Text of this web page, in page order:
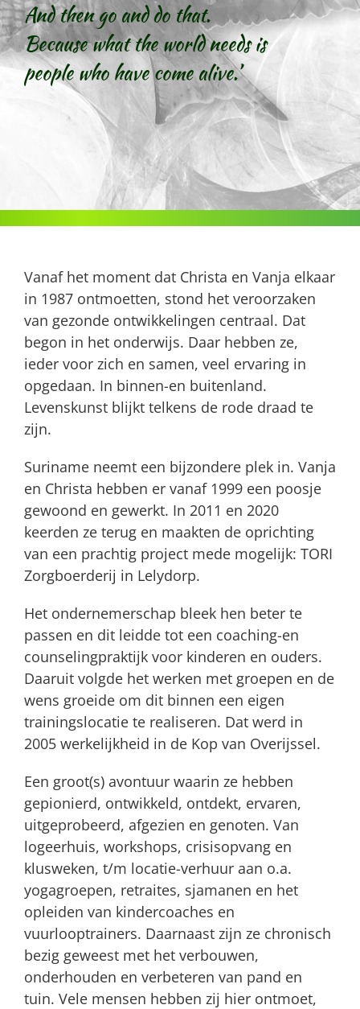
And then go and do that.
Because what the world needs is
people who have come alive.’
Vanaf het moment dat Christa en Vanja elkaar
in 1987 ontmoetten, stond het veroorzaken
van gezonde ontwikkelingen centraal. Dat
begon in het onderwijs. Daar hebben ze,
ieder voor zich en samen, veel ervaring in
opgedaan. In binnen-en buitenland.
Levenskunst blijkt telkens de rode draad te
zijn.
Suriname neemt een bijzondere plek in. Vanja
en Christa hebben er vanaf 1999 een poosje
gewoond en gewerkt. In 2011 en 2020
keerden ze terug en maakten de oprichting
van een prachtig project mede mogelijk: TORI
Zorgboerderij in Lelydorp.
Het ondernemerschap bleek hen beter te
passen en dit leidde tot een coaching-en
counselingpraktijk voor kinderen en ouders.
Daaruit volgde het werken met groepen en de
wens groeide om dit binnen een eigen
trainingslocatie te realiseren. Dat werd in
2005 werkelijkheid in de Kop van Overijssel.
Een groot(s) avontuur waarin ze hebben
gepionierd, ontwikkeld, ontdekt, ervaren,
uitgeprobeerd, afgezien en genoten. Van
logeerhuis, workshops, crisisopvang en
klusweken, t/m locatie-verhuur aan o.a.
yogagroepen, retraites, sjamanen en het
opleiden van kindercoaches en
vuurlooptrainers. Daarnaast zijn ze chronisch
bezig geweest met het verbouwen,
onderhouden en verbeteren van pand en
tuin. Vele mensen hebben zij hier ontmoet,